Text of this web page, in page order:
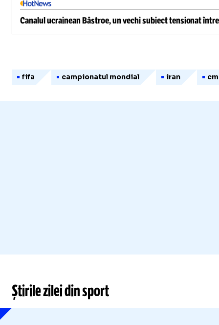
Canalul ucrainean Bâstroe, un vechi subiect tensionat
fifa campionatul mondial iran
Știrile zilei din sport